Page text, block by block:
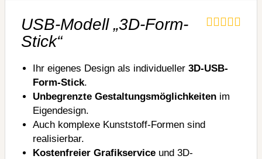
USB-Modell „3D-Form-
Stick“
Ihr eigenes Design als individueller 3D-USB-
Form-Stick.
Unbegrenzte Gestaltungsmöglichkeiten im
Eigendesign.
Auch komplexe Kunststoff-Formen sind
realisierbar.
Kostenfreier Grafikservice und 3D-